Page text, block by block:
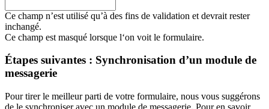
Ce champ n’est utilisé qu’à des fins de validation et devrait rester
inchangé.
Ce champ est masqué lorsque l‘on voit le formulaire.
Étapes suivantes : Synchronisation d’un module de
messagerie
Pour tirer le meilleur parti de votre formulaire, nous vous suggérons
de le synchroniser avec un module de messagerie. Pour en savoir